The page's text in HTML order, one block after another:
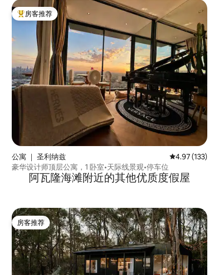
热门「房客推荐」
房客推荐
公寓 ｜ 圣利纳兹 平均评分 4.97
4.97 (133)
豪华设计师顶层公寓，1 卧室•天际线景观•停车位
阿瓦隆海滩附近的其他优质度假屋
房客推荐
房客推荐